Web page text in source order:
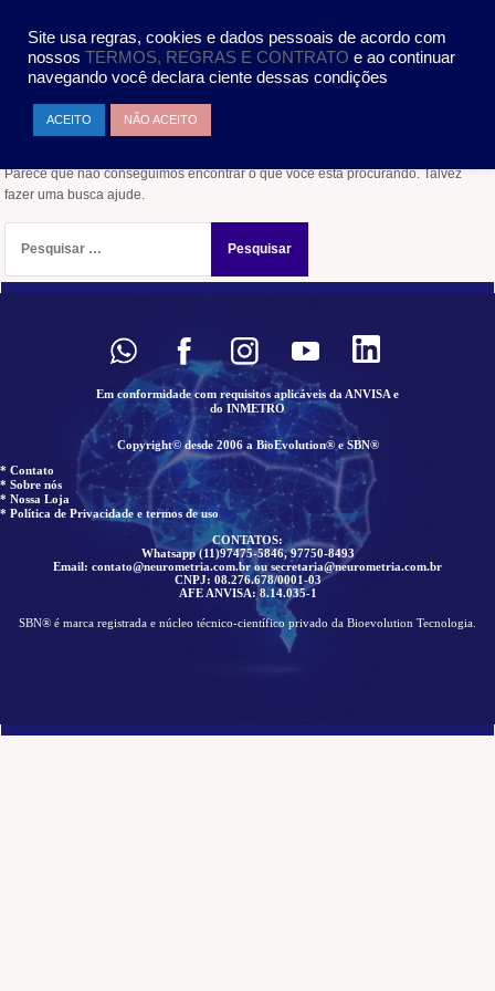
conteúdo
Nada encontrado
Parece que não conseguimos encontrar o que você está procurando. Talvez
fazer uma busca ajude.
por:
Em conformidade com requisitos aplicáveis da ANVISA e
do INMETRO
Copyright© desde 2006 a BioEvolution® e SBN®
* Contato
* Sobre nós
* Nossa Loja
* Política de Privacidade e termos de uso
CONTATOS:
Whatsapp (11)97475-5846, 97750-8493
Email: contato@neurometria.com.br ou secretaria@neurometria.com.br
CNPJ: 08.276.678/0001-03
AFE ANVISA: 8.14.035-1
SBN® é marca registrada e núcleo técnico-científico privado da Bioevolution Tecnologia.
Site usa regras, cookies e dados pessoais de acordo com
nossos TERMOS, REGRAS E CONTRATO e ao continuar
navegando você declara ciente dessas condições
ACEITO NÃO ACEITO